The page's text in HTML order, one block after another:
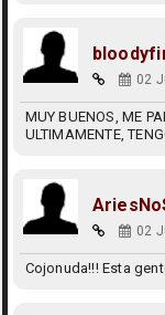
02
MUY BUENOS, ME
ULTIMAMENTE,
02
Cojonuda!!! Esta